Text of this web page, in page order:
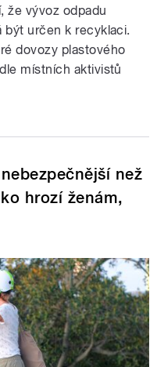
že vývoz odpadu
být určen k recyklaci.
dovozy plastového
místních aktivistů
než
hrozí ženám,